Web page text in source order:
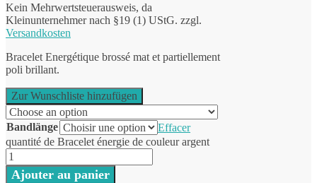
Kein Mehrwertsteuerausweis, da
Kleinunternehmer nach §19 (1) UStG. zzgl.
Versandkosten
Bracelet Energétique brossé mat et partiellement
poli brillant.
Zur Wunschliste hinzufügen
Bandlänge
Effacer
quantité de Bracelet énergie de couleur argent
Ajouter au panier